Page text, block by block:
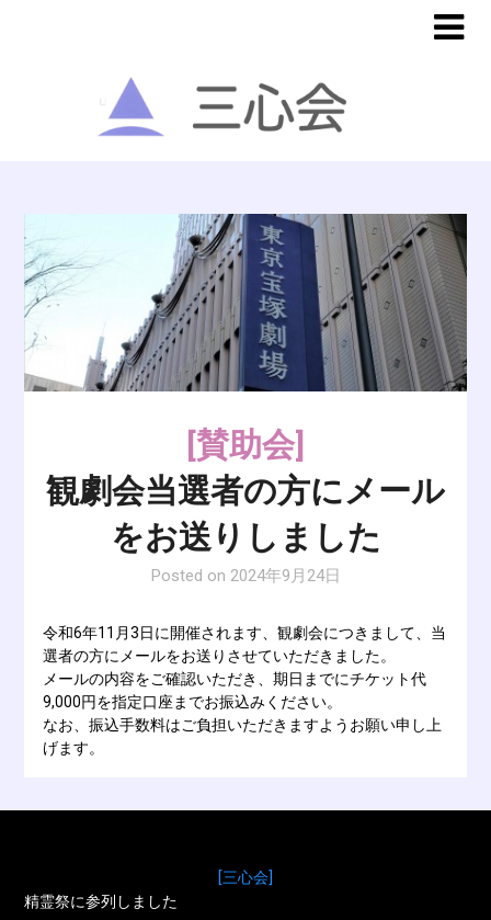
[賛助会]
観劇会当選者の方にメール
をお送りしました
Posted on 2024年9月24日
令和6年11月3日に開催されます、観劇会につきまして、当
選者の方にメールをお送りさせていただきました。
メールの内容をご確認いただき、期日までにチケット代
9,000円を指定口座までお振込みください。
なお、振込手数料はご負担いただきますようお願い申し上
げます。
[三心会]
精霊祭に参列しました